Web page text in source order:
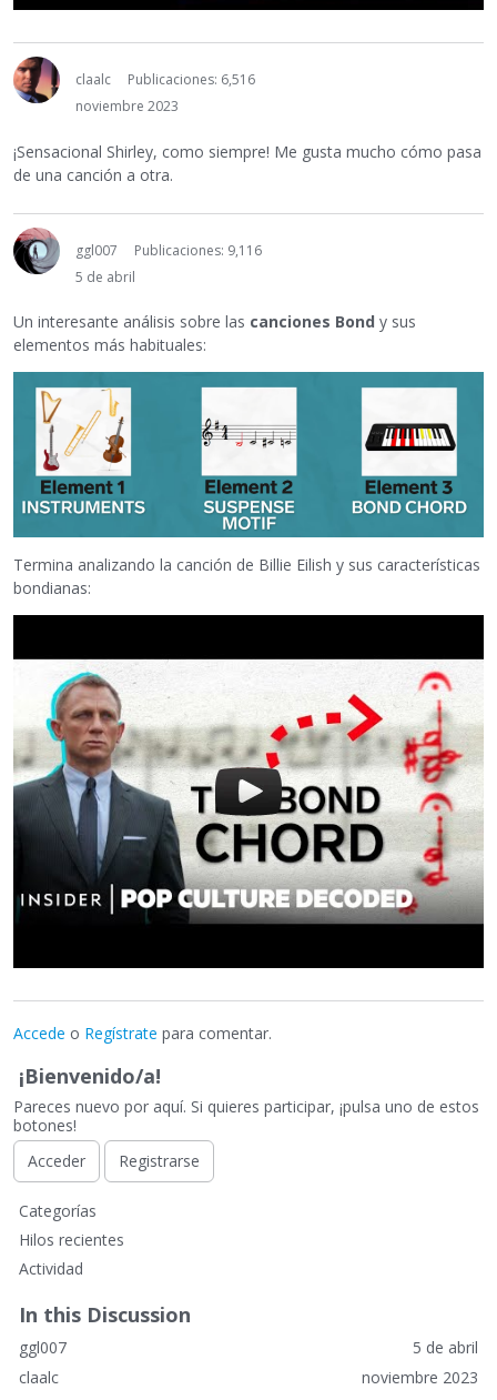
claalc
Publicaciones: 6,516
noviembre 2023
¡Sensacional Shirley, como siempre! Me gusta mucho cómo pasa
de una canción a otra.
ggl007
Publicaciones: 9,116
5 de abril
Un interesante análisis sobre las canciones Bond y sus
elementos más habituales:
Termina analizando la canción de Billie Eilish y sus características
bondianas:
Accede o Regístrate para comentar.
¡Bienvenido/a!
Pareces nuevo por aquí. Si quieres participar, ¡pulsa uno de estos
botones!
Acceder
Registrarse
E
n
a
c
e
s
r
Categorías
Hilos recientes
Actividad
In this Discussion
5 de abril
ggl007
noviembre 2023
claalc